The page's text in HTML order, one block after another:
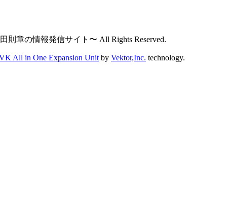
章の情報発信サイト〜 All Rights Reserved.
All in One Expansion Unitby Vektor,Inc. technology.